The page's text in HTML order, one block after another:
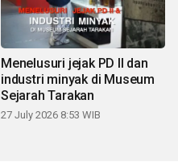
Menelusuri jejak PD II dan
industri minyak di Museum
Sejarah Tarakan
27 July 2026 8:53 WIB